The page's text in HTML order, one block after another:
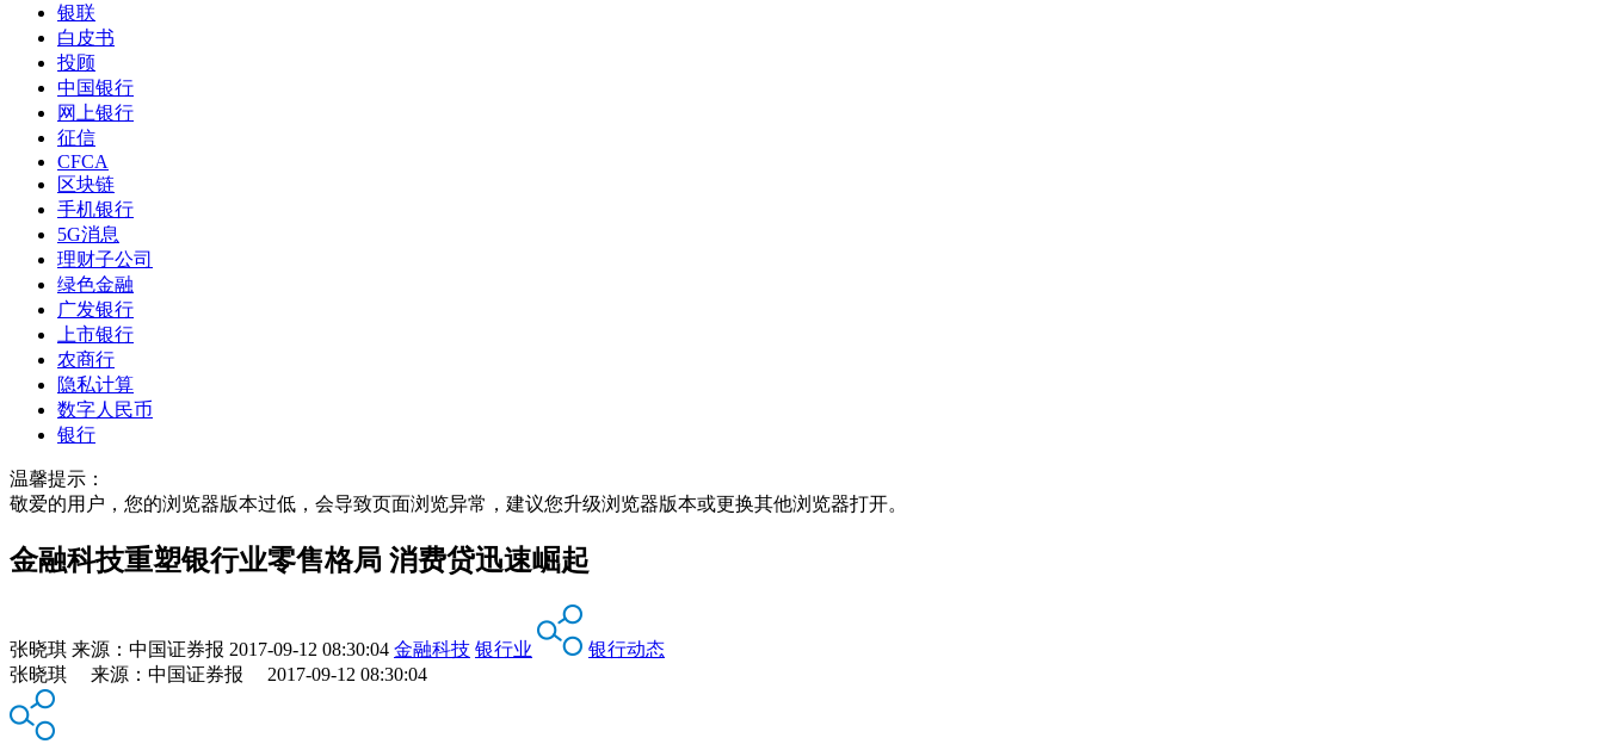
银联
白皮书
投顾
中国银行
网上银行
征信
CFCA
区块链
手机银行
5G消息
理财子公司
绿色金融
广发银行
上市银行
农商行
隐私计算
数字人民币
银行
温馨提示：
敬爱的用户，您的浏览器版本过低，会导致页面浏览异常，建议您升级浏览器版本或更换其他浏览器打开。
金融科技重塑银行业零售格局 消费贷迅速崛起
张晓琪 来源： 中国证券报 2017-09-12 08:30:04 金融科技 银行业
银行动态
张晓琪 来源：中国证券报 2017-09-12 08:30:04